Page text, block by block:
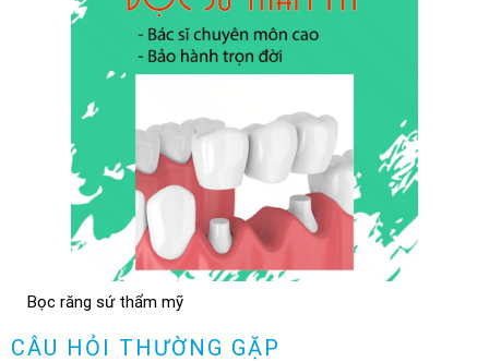
Làm sao để ngăn ngừa răng hô sau khi niềng?
Niềng răng có đau không? Tìm hiểu quy trình niềng răng
TRẢ LỜI
NHỮNG TRƯỜNG HỢP NÊN DÁN SỨ VENEER ( không phải ai
cũng dán sứ được)
Bọc răng sứ có bị hôi miệng không? Cách chữa
TRẢ LỜI
Bọc răng sứ thẩm mỹ
XEM THÊM
CÂU HỎI THƯỜNG GẶP